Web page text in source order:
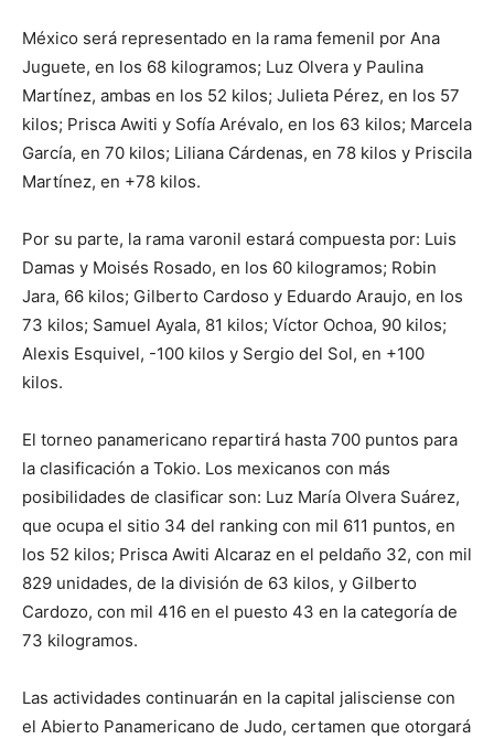
México será representado en la rama femenil por Ana
Juguete, en los 68 kilogramos; Luz Olvera y Paulina
Martínez, ambas en los 52 kilos; Julieta Pérez, en los 57
kilos; Prisca Awiti y Sofía Arévalo, en los 63 kilos; Marcela
García, en 70 kilos; Liliana Cárdenas, en 78 kilos y Priscila
Martínez, en +78 kilos.
Por su parte, la rama varonil estará compuesta por: Luis
Damas y Moisés Rosado, en los 60 kilogramos; Robin
Jara, 66 kilos; Gilberto Cardoso y Eduardo Araujo, en los
73 kilos; Samuel Ayala, 81 kilos; Víctor Ochoa, 90 kilos;
Alexis Esquivel, -100 kilos y Sergio del Sol, en +100
kilos.
El torneo panamericano repartirá hasta 700 puntos para
la clasificación a Tokio. Los mexicanos con más
posibilidades de clasificar son: Luz María Olvera Suárez,
que ocupa el sitio 34 del ranking con mil 611 puntos, en
los 52 kilos; Prisca Awiti Alcaraz en el peldaño 32, con mil
829 unidades, de la división de 63 kilos, y Gilberto
Cardozo, con mil 416 en el puesto 43 en la categoría de
73 kilogramos.
Las actividades continuarán en la capital jalisciense con
el Abierto Panamericano de Judo, certamen que otorgará